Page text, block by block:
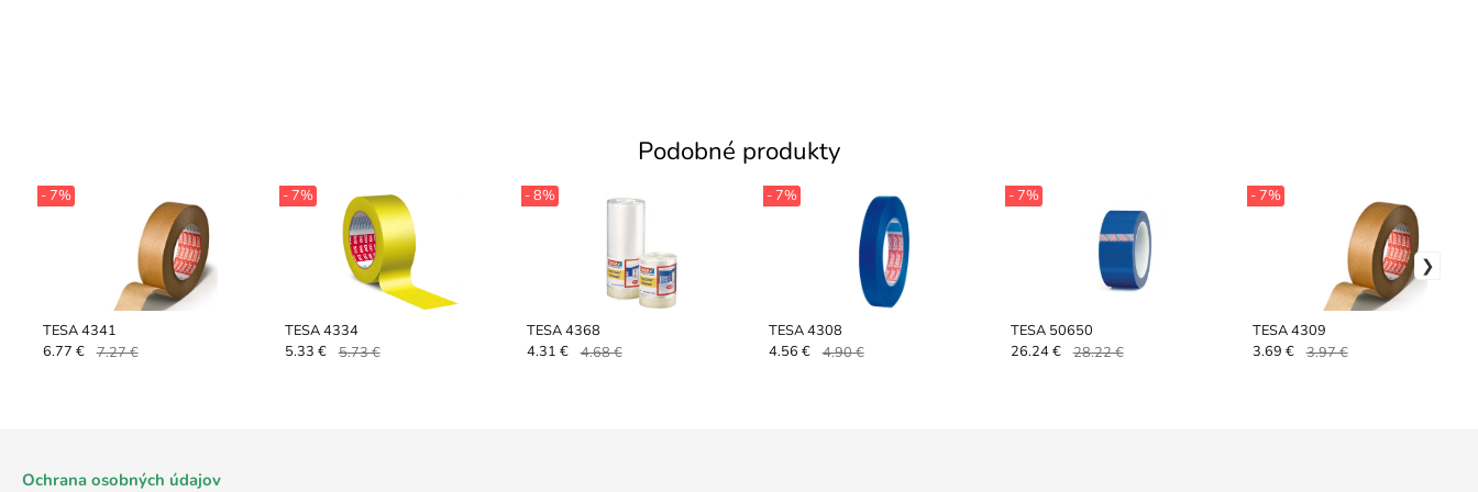
Podobné produkty
TESA 4341
- 7%
6.77 € 7.27 €
TESA 4334
- 7%
5.33 € 5.73 €
TESA 4368
- 8%
4.31 € 4.68 €
TESA 4308
- 7%
4.56 € 4.90 €
TESA 50650
- 7%
26.24 € 28.22 €
TESA 4309
- 7%
3.69 € 3.97 €
Ochrana osobných údajov